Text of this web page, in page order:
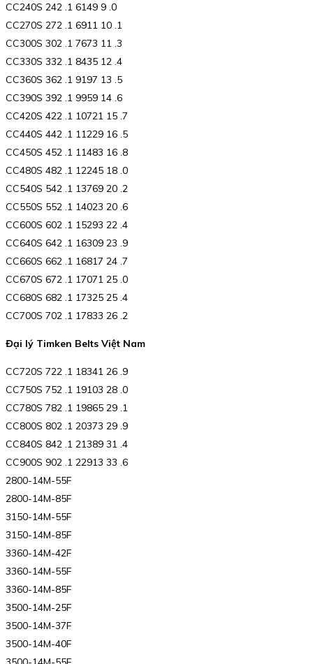
CC240S 242 .1 6149 9 .0
CC270S 272 .1 6911 10 .1
CC300S 302 .1 7673 11 .3
CC330S 332 .1 8435 12 .4
CC360S 362 .1 9197 13 .5
CC390S 392 .1 9959 14 .6
CC420S 422 .1 10721 15 .7
CC440S 442 .1 11229 16 .5
CC450S 452 .1 11483 16 .8
CC480S 482 .1 12245 18 .0
CC540S 542 .1 13769 20 .2
CC550S 552 .1 14023 20 .6
CC600S 602 .1 15293 22 .4
CC640S 642 .1 16309 23 .9
CC660S 662 .1 16817 24 .7
CC670S 672 .1 17071 25 .0
CC680S 682 .1 17325 25 .4
CC700S 702 .1 17833 26 .2
Đại lý Timken Belts Việt Nam
CC720S 722 .1 18341 26 .9
CC750S 752 .1 19103 28 .0
CC780S 782 .1 19865 29 .1
CC800S 802 .1 20373 29 .9
CC840S 842 .1 21389 31 .4
CC900S 902 .1 22913 33 .6
2800-14M-55F
2800-14M-85F
3150-14M-55F
3150-14M-85F
3360-14M-42F
3360-14M-55F
3360-14M-85F
3500-14M-25F
3500-14M-37F
3500-14M-40F